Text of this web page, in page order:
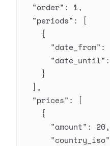
  "order"
: 1,
  "periods"
: [
    {
      "date_from"
:
      "date_until"
:
    }
  ],
  "prices"
: [
    {
      "amount"
: 20,
      "country_iso"